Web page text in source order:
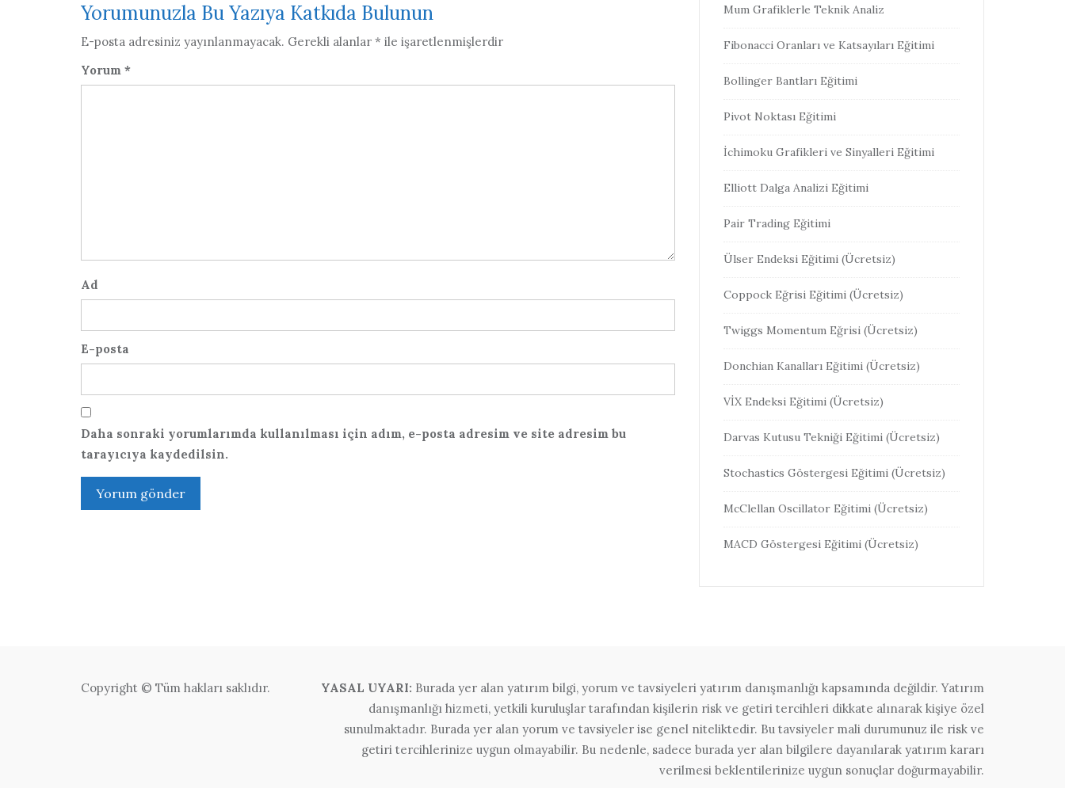
Yorumunuzla Bu Yazıya Katkıda Bulunun
E-posta adresiniz yayınlanmayacak. Gerekli alanlar * ile işaretlenmişlerdir
Yorum *
Ad
E-posta
Daha sonraki yorumlarımda kullanılması için adım, e-posta adresim ve site adresim bu
tarayıcıya kaydedilsin.
Mum Grafiklerle Teknik Analiz
Fibonacci Oranları ve Katsayıları Eğitimi
Bollinger Bantları Eğitimi
Pivot Noktası Eğitimi
İchimoku Grafikleri ve Sinyalleri Eğitimi
Elliott Dalga Analizi Eğitimi
Pair Trading Eğitimi
Ülser Endeksi Eğitimi (Ücretsiz)
Coppock Eğrisi Eğitimi (Ücretsiz)
Twiggs Momentum Eğrisi (Ücretsiz)
Donchian Kanalları Eğitimi (Ücretsiz)
VİX Endeksi Eğitimi (Ücretsiz)
Darvas Kutusu Tekniği Eğitimi (Ücretsiz)
Stochastics Göstergesi Eğitimi (Ücretsiz)
McClellan Oscillator Eğitimi (Ücretsiz)
MACD Göstergesi Eğitimi (Ücretsiz)
Copyright © Tüm hakları saklıdır. YASAL UYARI: Burada yer alan yatırım bilgi, yorum ve tavsiyeleri yatırım danışmanlığı kapsamında değildir. Yatırım
danışmanlığı hizmeti, yetkili kuruluşlar tarafından kişilerin risk ve getiri tercihleri dikkate alınarak kişiye özel
sunulmaktadır. Burada yer alan yorum ve tavsiyeler ise genel niteliktedir. Bu tavsiyeler mali durumunuz ile risk ve
getiri tercihlerinize uygun olmayabilir. Bu nedenle, sadece burada yer alan bilgilere dayanılarak yatırım kararı
verilmesi beklentilerinize uygun sonuçlar doğurmayabilir.